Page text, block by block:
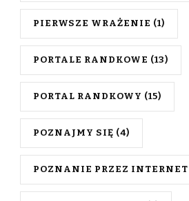
PIERWSZE WRAŻENIE (1)
PORTALE RANDKOWE (13)
PORTAL RANDKOWY (15)
POZNAJMY SIĘ (4)
POZNANIE PRZEZ INTERNET